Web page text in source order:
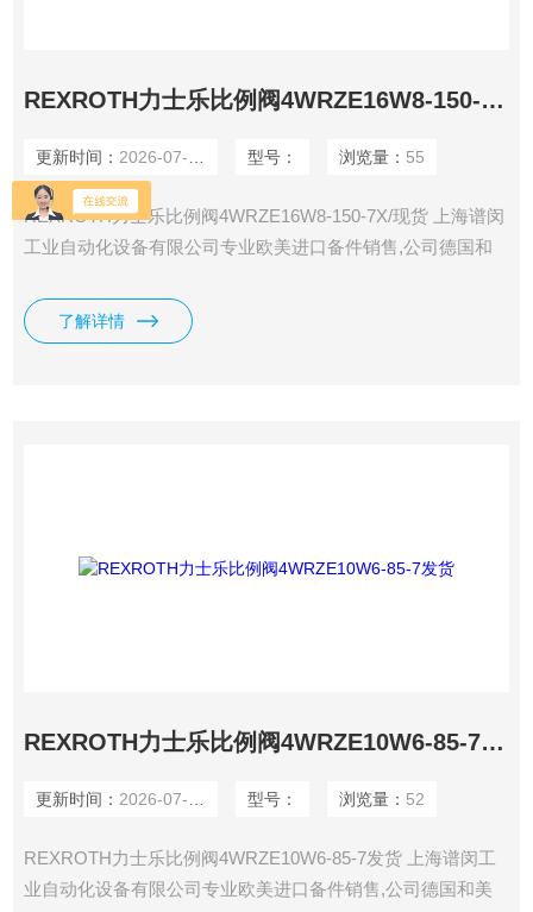
REXROTH力士乐比例阀4WRZE16W8-150-7X/现货
更新时间： 2026-07-28 型号： 浏览量： 55
REXROTH力士乐比例阀4WRZE16W8-150-7X/现货 上海谱闵
工业自动化设备有限公司专业欧美进口备件销售,公司德国和
具优势。 价格优: 我们直接从工厂拿报价，避开许多中间环
节，许多工厂给我们提供固定折扣，确保我们给客户惠的价
了解详情
REXROTH力士乐比例阀4WRZE10W6-85-7发货
更新时间： 2026-07-22 型号： 浏览量： 52
REXROTH力士乐比例阀4WRZE10W6-85-7发货 上海谱闵工
业自动化设备有限公司专业欧美进口备件销售,公司德国和美